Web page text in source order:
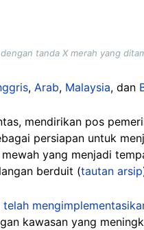
tanda X merah yang
, Arab, Malaysia, dan
mendirikan pos
persiapan untuk
yang menjadi
berduit (tautan arsip
telah
kawasan yang